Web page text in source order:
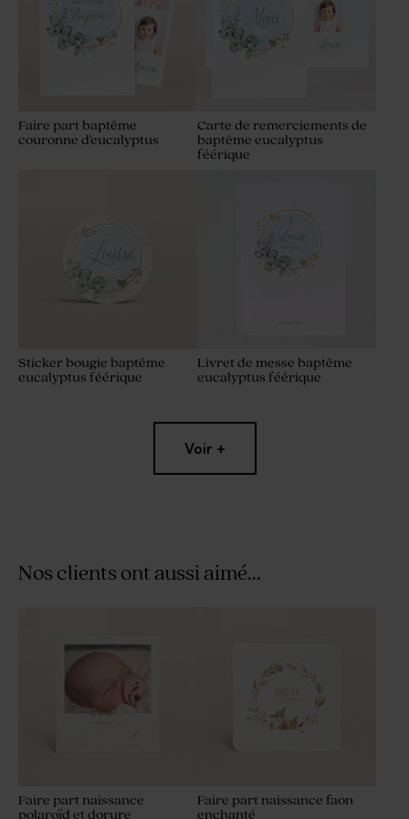
Faire part baptême
couronne d'eucalyptus
Carte de remerciements de
baptême eucalyptus
féérique
Sticker bougie baptême
eucalyptus féérique
Livret de messe baptême
eucalyptus féérique
Voir +
Nos clients ont aussi aimé...
Faire part naissance
polaroïd et dorure
Faire part naissance faon
enchanté